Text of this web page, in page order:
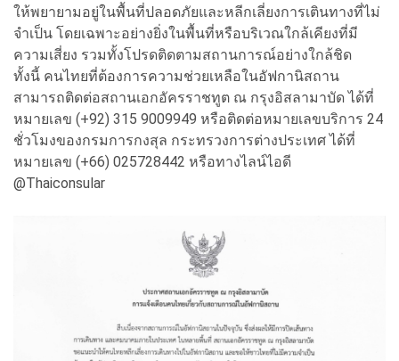
ให้พยายามอยู่ในพื้นที่ปลอดภัยและหลีกเลี่ยงการเตินทางที่ไม่
จำเป็น โดยเฉพาะอย่างยิ่งในพื้นที่หรือบริเวณใกล้เคียงที่มี
ความเสี่ยง รวมทั้งโปรดติดตามสถานการณ์อย่างใกล้ชิด
ทั้งนี้ คนไทยที่ต้องการความช่วยเหลือในอัฟกานิสถาน
สามารถติดต่อสถานเอกอัครราชทูต ณ กรุงอิสลามาบัด ได้ที่
หมายเลข (+92) 315 9009949 หรือติดต่อหมายเลขบริการ 24
ชั่วโมงของกรมการกงสุล กระทรวงการต่างประเทศ ได้ที่
หมายเลข (+66) 025728442 หรือทางไลน์ไอดี
@Thaiconsular